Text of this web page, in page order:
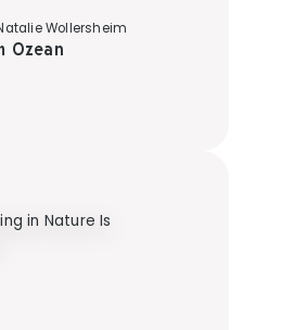
Wollersheim
Ozean